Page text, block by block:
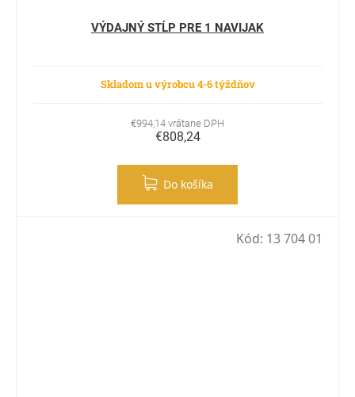
VÝDAJNÝ STĹP PRE 1 NAVIJAK
Skladom u výrobcu 4-6 týždňov
€994,14 vrátane DPH
€808,24
Do košíka
Kód: 13 704 01